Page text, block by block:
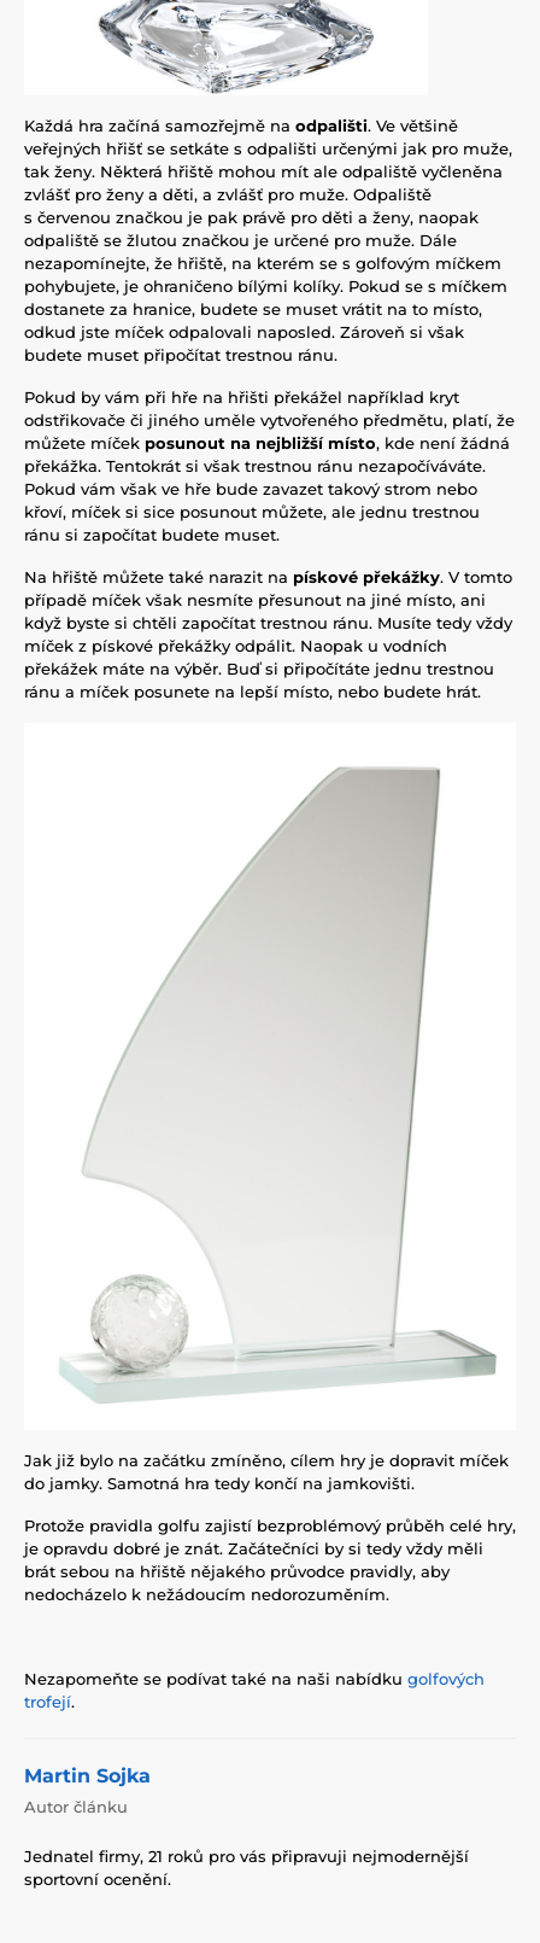
Každá hra začíná samozřejmě na odpališti. Ve většině
veřejných hřišť se setkáte s odpališti určenými jak pro muže,
tak ženy. Některá hřiště mohou mít ale odpaliště vyčleněna
zvlášť pro ženy a děti, a zvlášť pro muže. Odpaliště
s červenou značkou je pak právě pro děti a ženy, naopak
odpaliště se žlutou značkou je určené pro muže. Dále
nezapomínejte, že hřiště, na kterém se s golfovým míčkem
pohybujete, je ohraničeno bílými kolíky. Pokud se s míčkem
dostanete za hranice, budete se muset vrátit na to místo,
odkud jste míček odpalovali naposled. Zároveň si však
budete muset připočítat trestnou ránu.
Pokud by vám při hře na hřišti překážel například kryt
odstřikovače či jiného uměle vytvořeného předmětu, platí, že
můžete míček posunout na nejbližší místo, kde není žádná
překážka. Tentokrát si však trestnou ránu nezapočíváváte.
Pokud vám však ve hře bude zavazet takový strom nebo
křoví, míček si sice posunout můžete, ale jednu trestnou
ránu si započítat budete muset.
Na hřiště můžete také narazit na pískové překážky. V tomto
případě míček však nesmíte přesunout na jiné místo, ani
když byste si chtěli započítat trestnou ránu. Musíte tedy vždy
míček z pískové překážky odpálit. Naopak u vodních
překážek máte na výběr. Buď si připočítáte jednu trestnou
ránu a míček posunete na lepší místo, nebo budete hrát.
Jak již bylo na začátku zmíněno, cílem hry je dopravit míček
do jamky. Samotná hra tedy končí na jamkovišti.
Protože pravidla golfu zajistí bezproblémový průběh celé hry,
je opravdu dobré je znát. Začátečníci by si tedy vždy měli
brát sebou na hřiště nějakého průvodce pravidly, aby
nedocházelo k nežádoucím nedorozuměním.
Nezapomeňte se podívat také na naši nabídku golfových
trofejí.
Martin Sojka
Autor článku
Jednatel firmy, 21 roků pro vás připravuji nejmodernější
sportovní ocenění.